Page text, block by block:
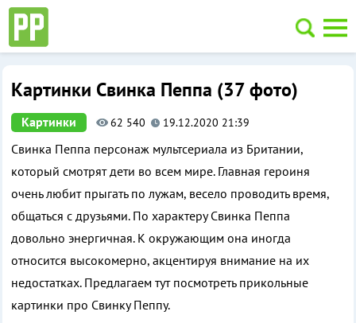
Перейти
содержимому
Картинки Свинка Пеппа (37 фото)
Картинки 62 540 19.12.2020 21:39
Свинка Пеппа персонаж мультсериала из Британии,
который смотрят дети во всем мире. Главная героиня
очень любит прыгать по лужам, весело проводить время,
общаться с друзьями. По характеру Свинка Пеппа
довольно энергичная. К окружающим она иногда
относится высокомерно, акцентируя внимание на их
недостатках. Предлагаем тут посмотреть прикольные
картинки про Свинку Пеппу.